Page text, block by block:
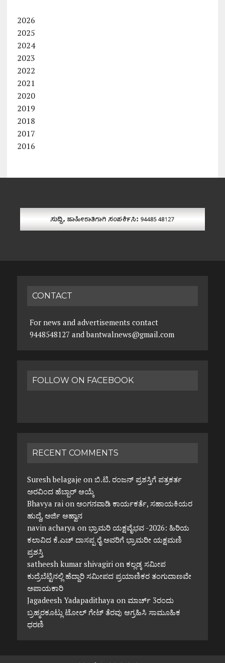
2026
2025
2024
2023
2022
2021
2020
2019
2018
2017
2016
CONTACT
For news and advertisements contact
9448548127 and bantwalnews@gmail.com
FOLLOW ON FACEBOOK
RECENT COMMENTS
Suresh belagaje on ಬಿ.ಟಿ. ರಂಜನ್ ಪ್ರಶಸ್ತಿಗೆ ಪತ್ರಕರ್ತ
ಅರವಿಂದ ಹೆಬ್ಬಾರ್ ಆಯ್ಕೆ
Bhavya raion ಅಂಗನವಾಡಿ ಕಾರ್ಯಕರ್ತೆ, ಸಹಾಯಕಿಯರ
ಹುದ್ದೆ, ಅರ್ಜಿ ಆಹ್ವಾನ
navin acharya on ಭ್ರಾಮರಿ ಯಕ್ಷವೈಭವ -2026: ಹಿರಿಯ
ಕಲಾವಿದ ಕೆ.ಎಚ್ ದಾಸಪ್ಪ ರೈ ಅವರಿಗೆ ಭ್ರಾಮರೀ ಯಕ್ಷಮಣಿ
ಪ್ರಶಸ್ತಿ
satheesh kumar shivagirion ಕಲ್ಲಡ್ಕ ಸಮೀಪ
ಕುದ್ರೆಬೆಟ್ಟಿನಲ್ಲಿ ಹೆದ್ದಾರಿ ಸಮೀಪದ ಪ್ರಯಾಣಿಕರ ತಂಗುದಾಣವೇ
ಅಪಾಯಕಾರಿ
Jagadeesh Yadapadithaya on ಮಾರ್ಚ್ 3ರಂದು
ಬ್ರಹ್ಮರಕೂಟ್ಲು ಟೋಲ್ ಗೇಟ್ ತೆರವು ಆಗ್ರಹಿಸಿ ಸಾಮೂಹಿಕ
ಧರಣಿ